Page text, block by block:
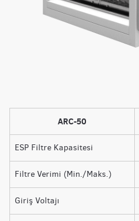
ARC-50
ESP Filtre Kapasitesi
Filtre Verimi (Min./Maks.)
Giriş Voltajı